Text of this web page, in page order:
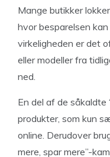
Mange butikker
hvor besparelsen
virkeligheden er det
eller modeller fra
ned.
En del af de såkaldte
produkter, som kun
online. Derudover
mere, spar mere”-